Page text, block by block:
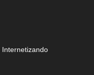
Internetizando